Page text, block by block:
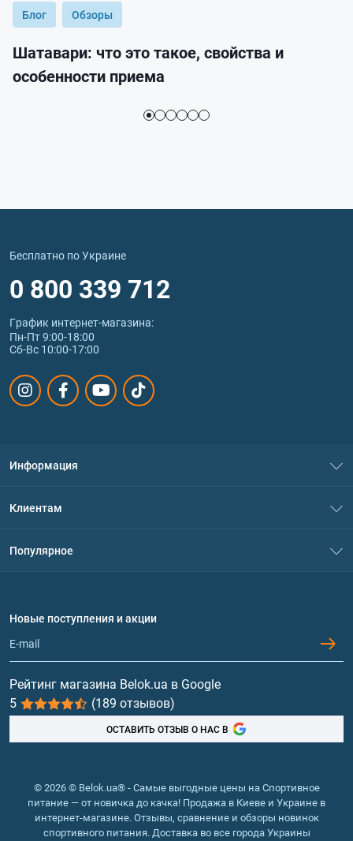
Блог Обзоры
Шатавари: что это такое, свойства и
особенности приема
Бесплатно по Украине
0 800 339 712
График интернет‑магазина:
Пн-Пт 9:00-18:00
Сб-Вс 10:00-17:00
Информация
Политика конфиденциальности
Обмен и возврат
Клиентам
Популярное
Протеин
Гейнеры
Витамины и минералы
Рыбий жир, жирные кислоты
Новые поступления и акции
Рейтинг магазина Belok.ua в Google
5
(189 отзывов)
ОСТАВИТЬ ОТЗЫВ О НАС В
© 2026 © Belok.ua® - Самые выгодные цены на Спортивное
питание — от новичка до качка! Продажа в Киеве и Украине в
интернет-магазине. Отзывы, сравнение и обзоры новинок
спортивного питания. Доставка во все города Украины